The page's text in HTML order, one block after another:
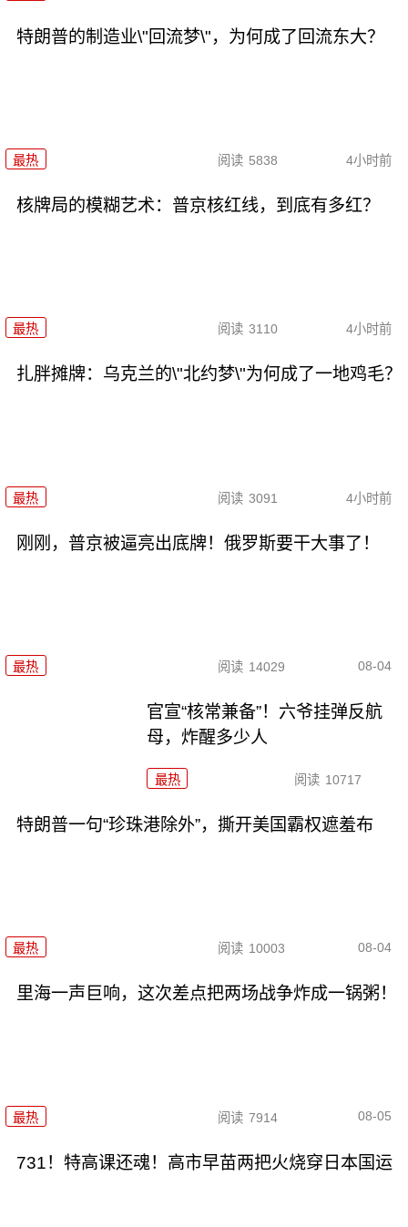
特朗普的制造业\"回流梦\"，为何成了回流东大？
最热 阅读 5838 4小时前
核牌局的模糊艺术：普京核红线，到底有多红？
最热 阅读 3110 4小时前
扎胖摊牌：乌克兰的\"北约梦\"为何成了一地鸡毛？
最热 阅读 3091 4小时前
刚刚，普京被逼亮出底牌！俄罗斯要干大事了！
最热 阅读 14029 08-04
官宣“核常兼备”！六爷挂弹反航
母，炸醒多少人
最热 阅读 10717
特朗普一句“珍珠港除外”，撕开美国霸权遮羞布
最热 阅读 10003 08-04
里海一声巨响，这次差点把两场战争炸成一锅粥！
最热 阅读 7914 08-05
731！特高课还魂！高市早苗两把火烧穿日本国运